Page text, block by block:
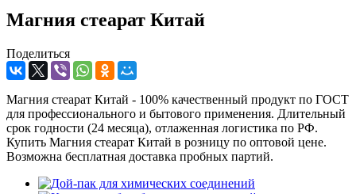
Магния стеарат Китай
Поделиться
Магния стеарат Китай - 100% качественный продукт по ГОСТ
для профессионального и бытового применения. Длительный
срок годности (24 месяца), отлаженная логистика по РФ.
Купить Магния стеарат Китай в розницу по оптовой цене.
Возможна бесплатная доставка пробных партий.